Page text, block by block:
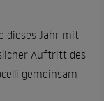
dieses Jahr mit
Auftritt des
gemeinsam